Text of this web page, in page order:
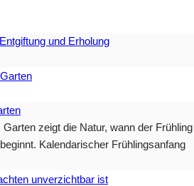
und Erholung
zeigt die Natur, wann der Frühling
Kalendarischer Frühlingsanfang